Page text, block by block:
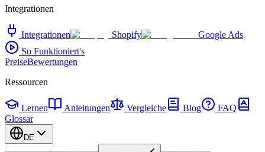
Integrationen
Integrationen Shopify
Google Ads
So Funktioniert's
PreiseBewertungen
Ressourcen
Lernen Anleitungen Vergleiche Blog
FAQ
Glossar
DE